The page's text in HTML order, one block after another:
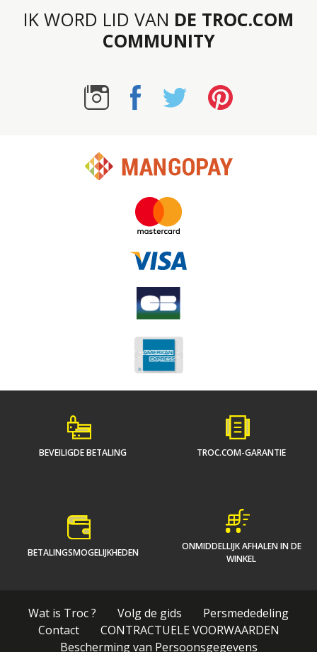
IK WORD LID VAN DE TROC.COM
COMMUNITY
BEVEILIGDE BETALING TROC.COM-GARANTIE
BETALINGSMOGELIJKHEDEN
ONMIDDELLIJK AFHALEN IN DE
WINKEL
Wat is Troc ? Volg de gids
Persmededeling
Contact
CONTRACTUELE VOORWAARDEN
Bescherming van Persoonsgegevens